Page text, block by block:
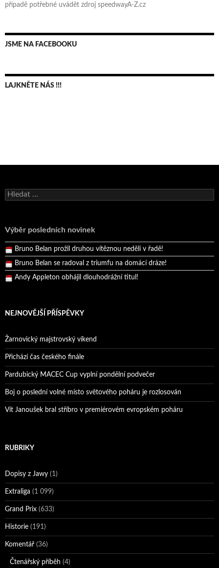
případě potřebné uvádět zdroj speedwayA-Z.cz
JSME NA FACEBOOKU
LAJKNĚTE NÁS !!!
Vyhledávání
Výběr posledních novinek
Bruno Belan se radoval z triumfu na domácí dráze!
Pražský přebor neskrblil překvapeními!
Bruno Belan prožil druhou vítěznou neděli v řadě!
Bruno Belan se radoval z triumfu na domácí dráze!
Andy Appleton obhájil dlouhodrážní titul!
NEJNOVĚJŠÍ PŘÍSPĚVKY
Žarnovický majstrovský víkend
Přichází čas českého finále
Pardubický MACEC Cup vyplní pondělní podvečer
Boj o poslední volné místo světového poháru je rozlosován
Vít Janoušek bral stříbro v premiérovém evropském poháru
RUBRIKY
Dopisy z Jawy (1)
Extraliga (1 099)
Grand Prix (633)
Historie (191)
Komentář (36)
Čtenářský příběh (4)